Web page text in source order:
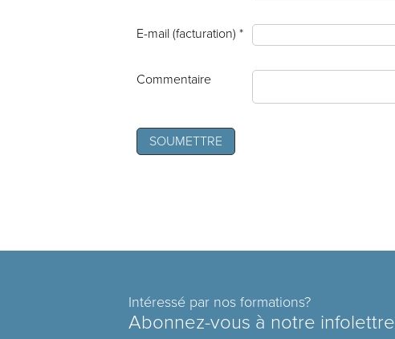
E-mail (facturation) *
Commentaire
Intéressé par nos formations?
Abonnez-vous à notre infolettre